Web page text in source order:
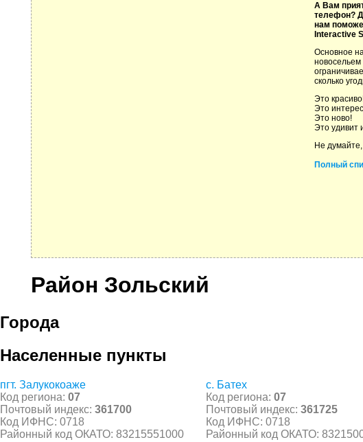
А Вам
телефон?
нам
Interactive
Основное
сколько
Это
Это
Это ново!
Это удивит
Не
Полный
Район Зольский
Города
Населенные пункты
пгт. Залукокоаже
Код региона: 07
Почтовый индекс: 361700
Код ИФНС: 0718
Районный код ОКАТО: 83215551000
с. Батех
Код региона: 07
Почтовый индекс: 361725
Код ИФНС: 0718
Районный код ОКАТО: